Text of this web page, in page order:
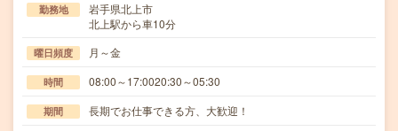
勤務地
岩手県北上市
北上駅から車10分
曜日頻度 月～金
時間 08:00～17:0020:30～05:30
期間 長期でお仕事できる方、大歓迎！